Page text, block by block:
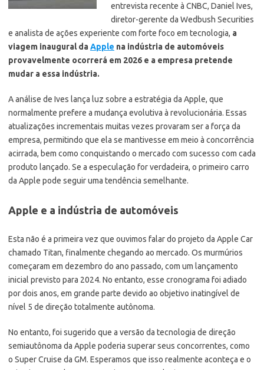
entrevista recente à CNBC, Daniel Ives,
diretor-gerente da Wedbush Securities
e analista de ações experiente com forte foco em tecnologia, a
viagem inaugural daApple na indústria de automóveis
provavelmente ocorrerá em 2026 e a empresa pretende
mudar a essa indústria.
A análise de Ives lança luz sobre a estratégia da Apple, que
normalmente prefere a mudança evolutiva à revolucionária. Essas
atualizações incrementais muitas vezes provaram ser a força da
empresa, permitindo que ela se mantivesse em meio à concorrência
acirrada, bem como conquistando o mercado com sucesso com cada
produto lançado. Se a especulação for verdadeira, o primeiro carro
da Apple pode seguir uma tendência semelhante.
Apple e a indústria de automóveis
Esta não é a primeira vez que ouvimos falar do projeto da Apple Car
chamado Titan, finalmente chegando ao mercado. Os murmúrios
começaram em dezembro do ano passado, com um lançamento
inicial previsto para 2024. No entanto, esse cronograma foi adiado
por dois anos, em grande parte devido ao objetivo inatingível de
nível 5 de direção totalmente autônoma.
No entanto, foi sugerido que a versão da tecnologia de direção
semiautônoma da Apple poderia superar seus concorrentes, como
o Super Cruise da GM. Esperamos que isso realmente aconteça e o